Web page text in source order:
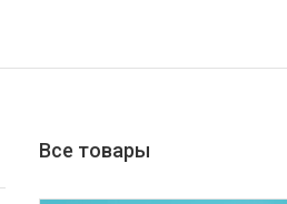
Все товары